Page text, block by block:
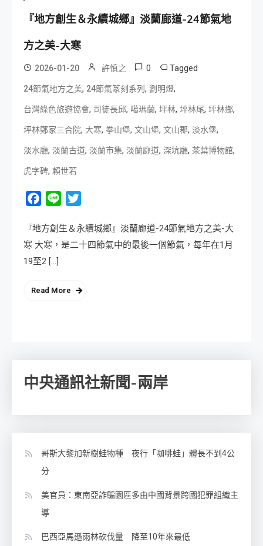
『地方創生＆永續城鄉』淡蘭廊道-24節氣地
方之美-大寒
2026-01-20 許慎之 0 Tagged
24節氣地方之美, 24節氣篆刻系列 , 劉明燈,
台灣綠色旅遊協會, 司徒長邱, 噶瑪蘭, 坪林, 坪林尾, 坪林鄉,
坪林鄭家三合院, 大寒, 拳山堡, 文山堡, 文山郡, 淡水堡,
淡水廳, 淡蘭古道, 淡蘭市集, 淡蘭廊道, 深坑廳, 茶葉博物館,
虎字碑, 賴世若
Facebook
Line
『地方創生＆永續城鄉』淡蘭廊道-24節氣地方之美-大
寒 大寒，是二十四節氣中的最後一個節氣，每年在1月
19至2 […]
Read More
中央通訊社新聞-兩岸
哥斯大黎加新樹蛙物種 夜行「咖啡蛙」體長不到4公
分
美官員：東南亞詐騙園區多由中國背景跨國犯罪組織主
導
巴西亞馬遜雨林砍伐量 降至10年來最低